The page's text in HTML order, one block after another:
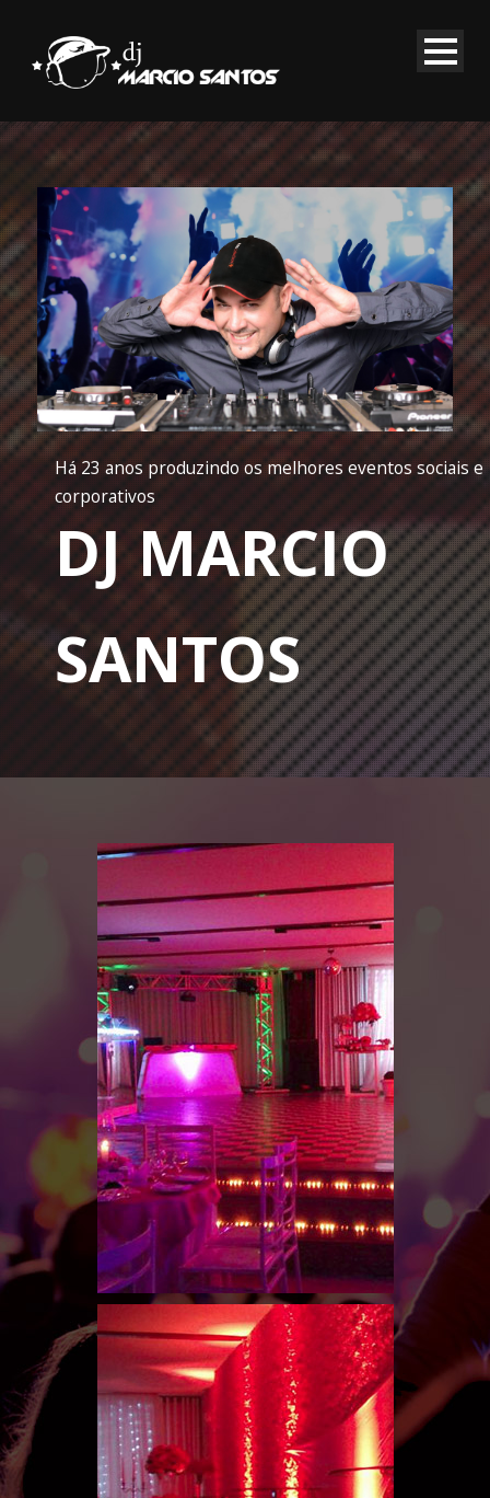
Há 23 anos produzindo os melhores eventos sociais e
corporativos
DJ MARCIO
SANTOS